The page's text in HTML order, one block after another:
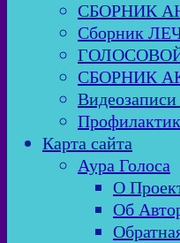
СБОРНИК
Сборник
СБОРНИК
Видеозаписи
Карта сайта
Аура Голоса
О
Об